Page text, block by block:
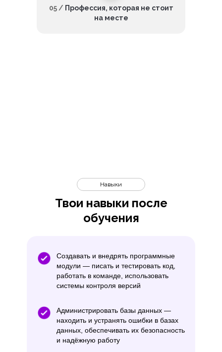
05 / Профессия, которая не стоит
на месте
Твои навыки после
обучения
Навыки
Создавать и внедрять программные
модули — писать и тестировать код,
работать в команде, использовать
системы контроля версий
Администрировать базы данных —
находить и устранять ошибки в базах
данных, обеспечивать их безопасность
и надёжную работу